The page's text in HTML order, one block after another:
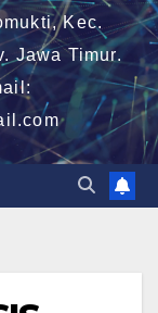
Kec.
Jawa Timur.